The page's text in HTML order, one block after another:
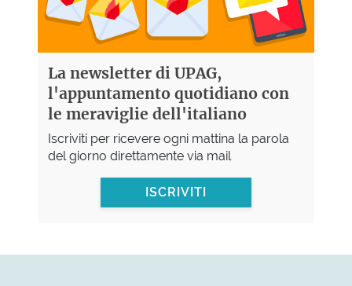
La newsletter di UPAG,
l'appuntamento quotidiano con
le meraviglie dell'italiano
Iscriviti per ricevere ogni mattina la parola
del giorno direttamente via mail
ISCRIVITI